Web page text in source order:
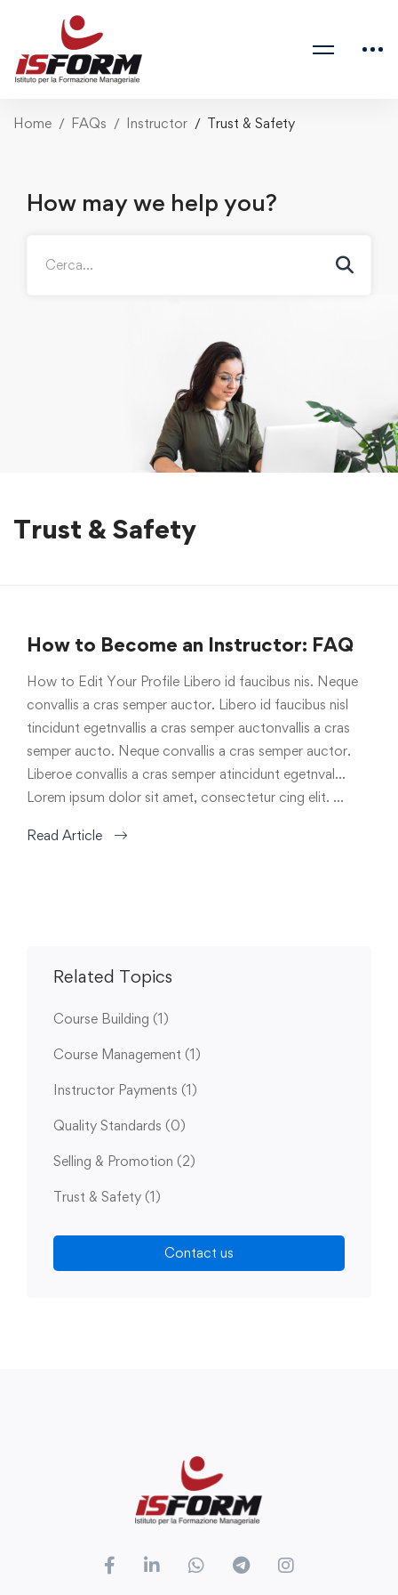
Home FAQs Instructor Trust & Safety
How may we help you?
Trust & Safety
How to Become an Instructor: FAQ
How to Edit Your Profile Libero id faucibus nis. Neque
convallis a cras semper auctor. Libero id faucibus nisl
tincidunt egetnvallis a cras semper auctonvallis a cras
semper aucto. Neque convallis a cras semper auctor.
Liberoe convallis a cras semper atincidunt egetnval…
Lorem ipsum dolor sit amet, consectetur cing elit. …
Read Article
Related Topics
Course Building (1)
Course Management (1)
Instructor Payments (1)
Quality Standards (0)
Selling & Promotion (2)
Trust & Safety (1)
Contact us